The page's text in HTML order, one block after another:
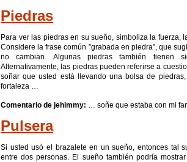
Piedras
Para ver las piedras en su sueño, simboliza la fuerza,
Considere la frase común ”grabada en piedra”, que
no cambian. Algunas piedras también tienen
Alternativamente, las piedras pueden referirse a
soñar que usted está llevando una bolsade
fortaleza …
Comentario de jehimmy: … soñe que estaba con mi
Pulsera
Si usted usó el brazalete en un sueño, entonces tal
entre dos personas. El sueño también podría